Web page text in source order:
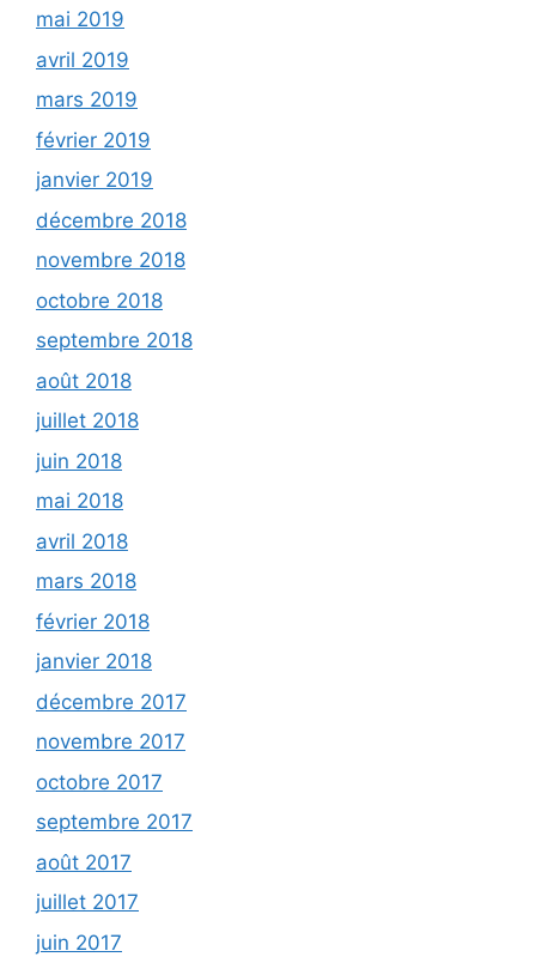
mai 2019
avril 2019
mars 2019
février 2019
janvier 2019
décembre 2018
novembre 2018
octobre 2018
septembre 2018
août 2018
juillet 2018
juin 2018
mai 2018
avril 2018
mars 2018
février 2018
janvier 2018
décembre 2017
novembre 2017
octobre 2017
septembre 2017
août 2017
juillet 2017
juin 2017